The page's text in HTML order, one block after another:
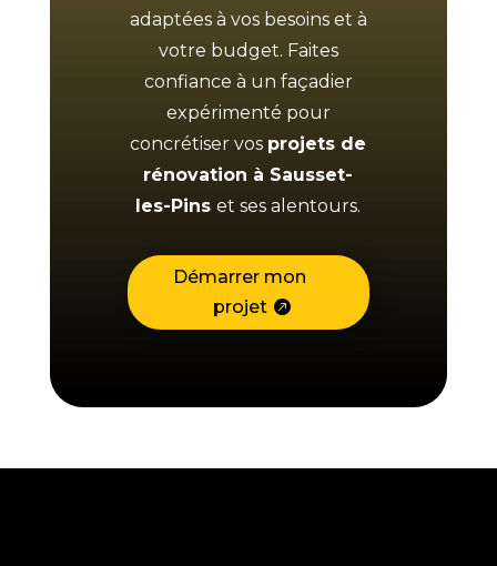
adaptées à vos besoins et à
votre budget. Faites
confiance à un façadier
expérimenté pour
concrétiser vos projets de
rénovation à Sausset-
les-Pinset ses alentours.
Démarrer mon
projet